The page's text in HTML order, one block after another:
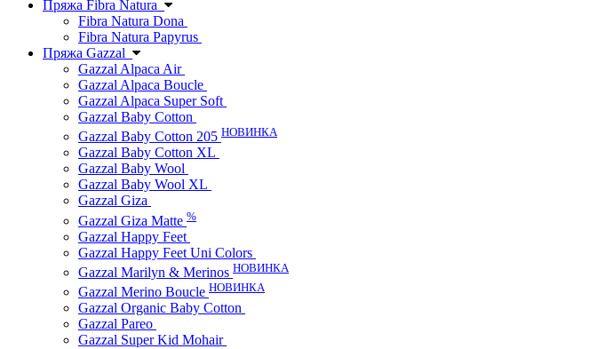
Пряжа Fibra Natura
Fibra Natura Dona
Fibra Natura Papyrus
Пряжа Gazzal
Gazzal Alpaca Air
Gazzal Alpaca Boucle
Gazzal Alpaca Super Soft
Gazzal Baby Cotton
Gazzal Baby Cotton 205 НОВИНКА
Gazzal Baby Cotton XL
Gazzal Baby Wool
Gazzal Baby Wool XL
Gazzal Giza
Gazzal Giza Matte %
Gazzal Happy Feet
Gazzal Happy Feet Uni Colors
Gazzal Marilyn & Merinos НОВИНКА
Gazzal Merino Boucle НОВИНКА
Gazzal Organic Baby Cotton
Gazzal Pareo
Gazzal Super Kid Mohair